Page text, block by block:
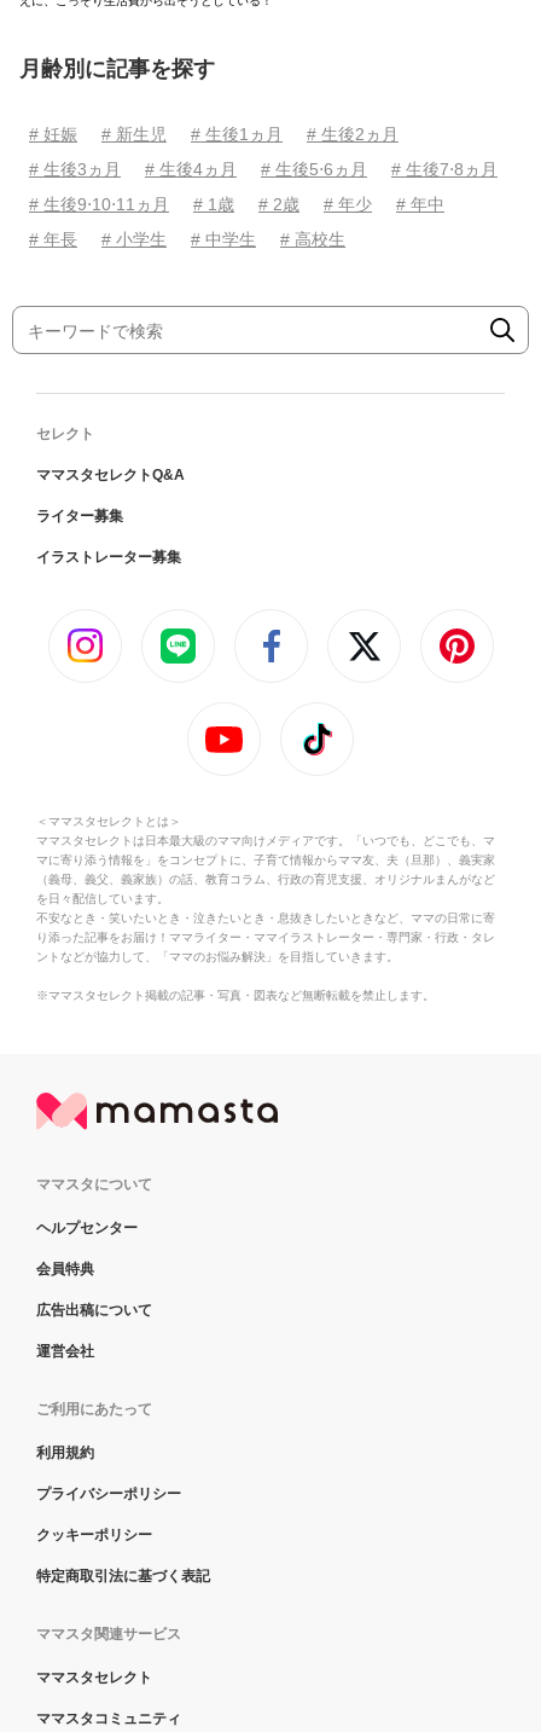
月齢別に記事を探す
# 妊娠 # 新生児 # 生後1ヵ月
# 生後2ヵ月
# 生後3ヵ月
# 生後4ヵ月 # 生後5⋅6ヵ月
# 生後7⋅8ヵ月
# 生後9⋅10⋅11ヵ月
# 1歳 # 2歳 # 年少
# 年中
# 年長
# 小学生 # 中学生 # 高校生
セレクト
ママスタセレクトQ&A
ライター募集
イラストレーター募集
＜ママスタセレクトとは＞
ママスタセレクトは日本最大級のママ向けメディアです。「いつでも、どこでも、マ
マに寄り添う情報を」をコンセプトに、子育て情報からママ友、夫（旦那）、義実家
（義母、義父、義家族）の話、教育コラム、行政の育児支援、オリジナルまんがなど
を日々配信しています。
不安なとき・笑いたいとき・泣きたいとき・息抜きしたいときなど、ママの日常に寄
り添った記事をお届け！ママライター・ママイラストレーター・専門家・行政・タレ
ントなどが協力して、「ママのお悩み解決」を目指していきます。
※ママスタセレクト掲載の記事・写真・図表など無断転載を禁止します。
ママスタについて
ヘルプセンター
会員特典
広告出稿について
運営会社
ご利用にあたって
利用規約
プライバシーポリシー
クッキーポリシー
特定商取引法に基づく表記
ママスタ関連サービス
ママスタセレクト
ママスタコミュニティ